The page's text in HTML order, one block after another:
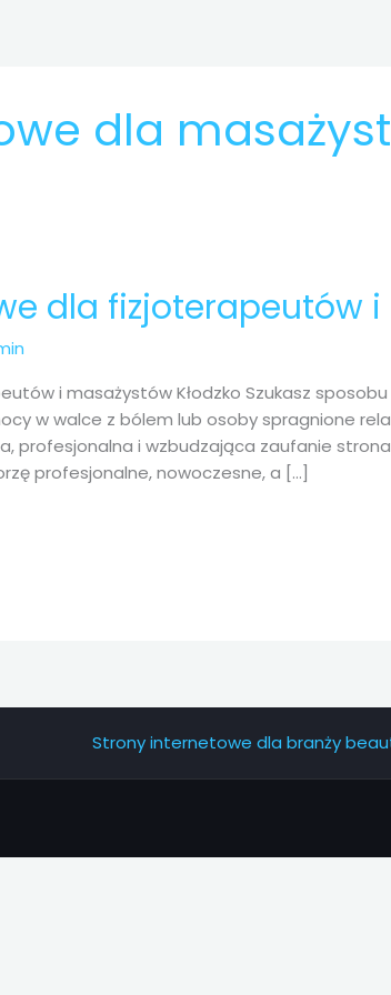
dla
dla fizjoterapeutów i
i masażystów Kłodzko Szukasz
w walce z bólem lub osoby spragnione
profesjonalna i wzbudzająca zaufanie
profesjonalne, nowoczesne, a […]
Strony internetowe dla branży